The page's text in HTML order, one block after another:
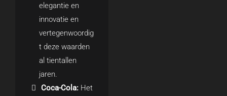
elegantie en
innovatie en
vertegenwoordig
t deze waarden
al tientallen
jaren.
Coca-Cola: Het